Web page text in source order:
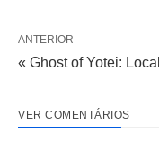
ANTERIOR
« Ghost of Yotei:
VER COMENTÁRIOS